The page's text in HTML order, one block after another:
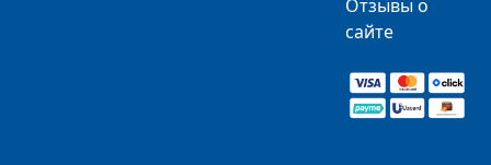
Отзывы о
сайте